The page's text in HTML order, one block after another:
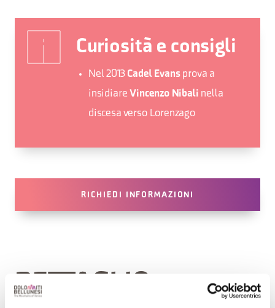
Curiosità e consigli
Nel 2013 Cadel Evansprova a
insidiare Vincenzo Nibali nella
discesa verso Lorenzago
RICHIEDI INFORMAZIONI
DETTAGLIO